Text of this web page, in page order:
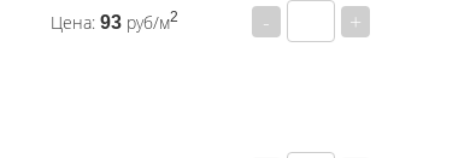
Цена: 93 руб/м2 - +